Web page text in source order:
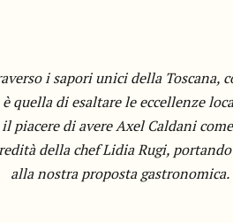
i sapori unici della Toscana,
quella di esaltare le eccellenze
piacere di avere Axel Caldani
della chef Lidia Rugi,
alla nostra proposta gastronomica.